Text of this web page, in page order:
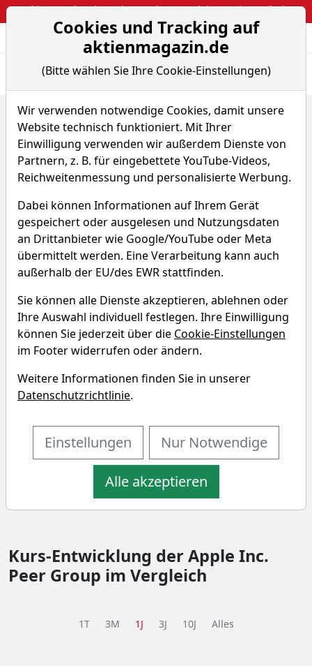
Webinar: So kassierst du trotzdem attraktive Optionsprämien
Aktien- und
Home Aktien
Shenzhen Investment Ltd.
Peer-Group Vergleiche
Shenzhen Investment Aktie
Die Peer Group von Shenzhen
Investment im Vergleich
Vergleichen Sie Fundamentaldaten von Unternehmen
Development" Branche.
Real Estate Real Estate - Development
Performance-Vergleich der Apple
Inc. Peer Group
Kurs-Entwicklung der Apple Inc.
Peer Group im Vergleich
1T 3M 1J 3J 10J Alles
Cookies und Tracking auf
aktienmagazin.de
(Bitte wählen Sie Ihre Cookie-Einstellungen)
Wir verwenden notwendige Cookies, damit unsere
Website technisch funktioniert. Mit Ihrer
Einwilligung verwenden wir außerdem Dienste von
Partnern, z. B. für eingebettete YouTube-Videos,
Reichweitenmessung und personalisierte Werbung.
Dabei können Informationen auf Ihrem Gerät
gespeichert oder ausgelesen und Nutzungsdaten
an Drittanbieter wie Google/YouTube oder Meta
übermittelt werden. Eine Verarbeitung kann auch
außerhalb der EU/des EWR stattfinden.
Sie können alle Dienste akzeptieren, ablehnen oder
Ihre Auswahl individuell festlegen. Ihre Einwilligung
können Sie jederzeit über die Cookie-Einstellungen
im Footer widerrufen oder ändern.
Weitere Informationen finden Sie in unserer
Datenschutzrichtlinie.
Einstellungen Nur Notwendige
Alle akzeptieren